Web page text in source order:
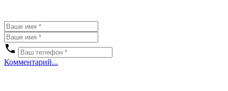
Комментарий...